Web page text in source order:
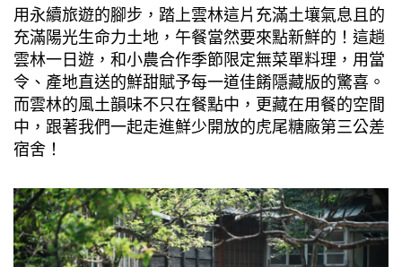
用永續旅遊的腳步，踏上雲林這片充滿土壤氣息且的
充滿陽光生命力土地，午餐當然要來點新鮮的！這趟
雲林一日遊，和小農合作季節限定無菜單料理，用當
令、產地直送的鮮甜賦予每一道佳餚隱藏版的驚喜。
而雲林的風土韻味不只在餐點中，更藏在用餐的空間
中，跟著我們一起走進鮮少開放的虎尾糖廠第三公差
宿舍！